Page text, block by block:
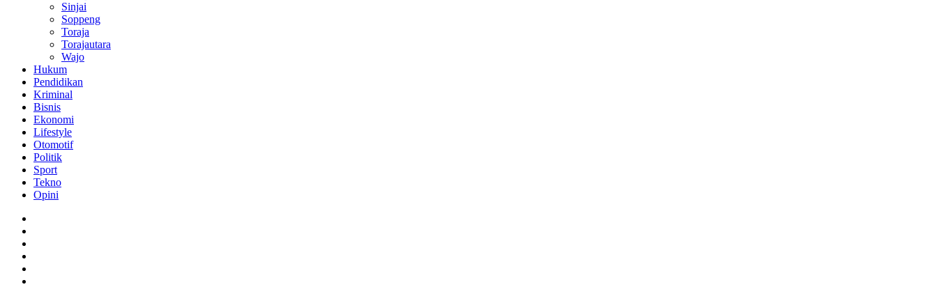
Sinjai
Soppeng
Toraja
Torajautara
Wajo
Hukum
Pendidikan
Kriminal
Bisnis
Ekonomi
Lifestyle
Otomotif
Politik
Sport
Tekno
Opini